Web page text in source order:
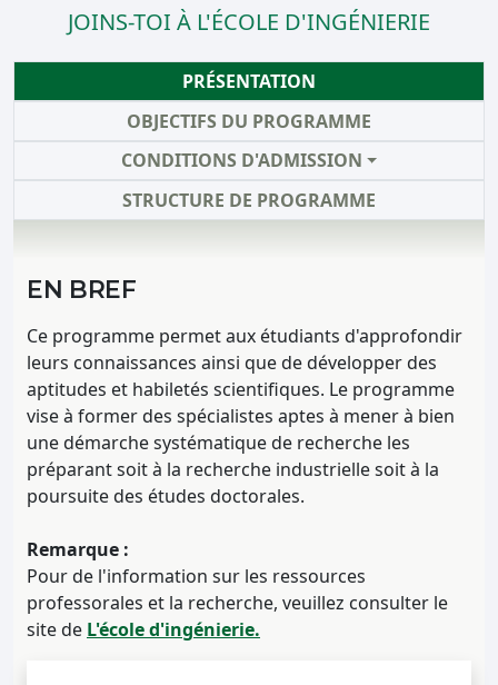
JOINS-TOI À L'ÉCOLE D'INGÉNIERIE
PRÉSENTATION
OBJECTIFS DU PROGRAMME
CONDITIONS D'ADMISSION
STRUCTURE DE PROGRAMME
EN BREF
Ce programme permet aux étudiants d'approfondir
leurs connaissances ainsi que de développer des
aptitudes et habiletés scientifiques. Le programme
vise à former des spécialistes aptes à mener à bien
une démarche systématique de recherche les
préparant soit à la recherche industrielle soit à la
poursuite des études doctorales.
Remarque :
Pour de l'information sur les ressources
professorales et la recherche, veuillez consulter le
site de L'école d'ingénierie.